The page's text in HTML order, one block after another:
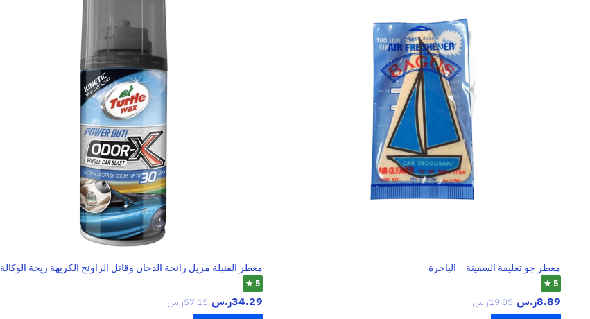
معطر جو تعليقة السفينة – الباخرة
5 ★
8.89ر.س 19.05ر.س
معطر القنبلة مزيل رائحة الدخان وقاتل الراوئح الكريهة ريحة الوكالة
5 ★
34.29ر.س 57.15ر.س